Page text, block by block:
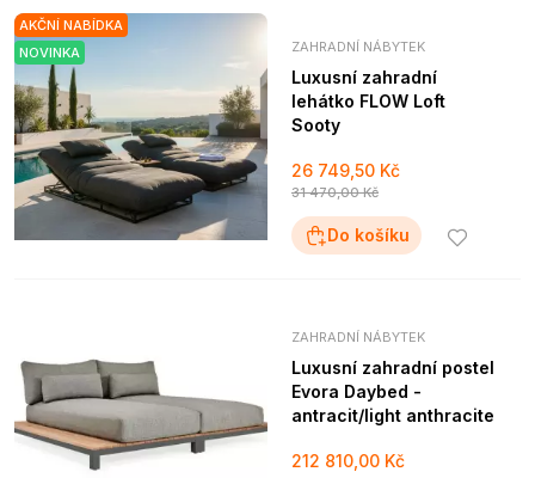
AKČNÍ NABÍDKA
NOVINKA
ZAHRADNÍ NÁBYTEK
Luxusní zahradní
lehátko FLOW Loft
Sooty
26 749,50 Kč
31 470,00 Kč
Do košíku
ZAHRADNÍ NÁBYTEK
Luxusní zahradní postel
Evora Daybed -
antracit/light anthracite
212 810,00 Kč